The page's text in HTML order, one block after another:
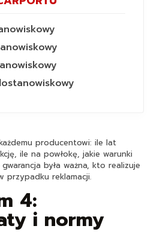
producentowi: ile lat
ile na powłokę, jakie warunki
była ważna, kto realizuje
przypadku reklamacji.
4:
i normy